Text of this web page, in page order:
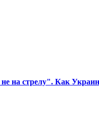
на стрелу". Как